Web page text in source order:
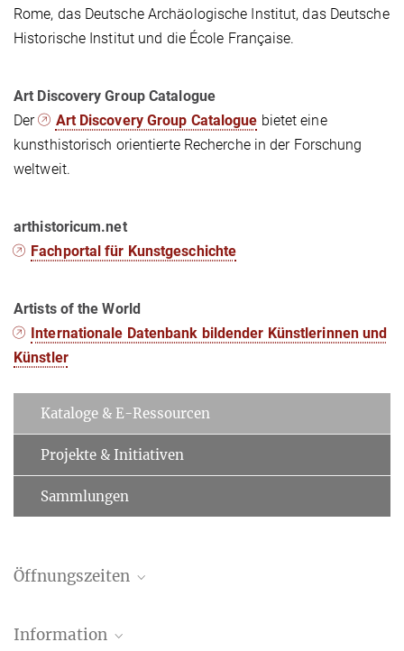
Rome, das Deutsche Archäologische Institut, das Deutsche
Historische Institut und die École Française.
Art Discovery Group Catalogue
Der
Art Discovery Group Catalogue bietet eine
kunsthistorisch orientierte Recherche in der Forschung
weltweit.
arthistoricum.net
Fachportal für Kunstgeschichte
Artists of the World
Internationale Datenbank bildender Künstlerinnen und
Künstler
Kataloge & E-Ressourcen
Projekte & Initiativen
Sammlungen
Öffnungszeiten
19:00 Uhr.
Information